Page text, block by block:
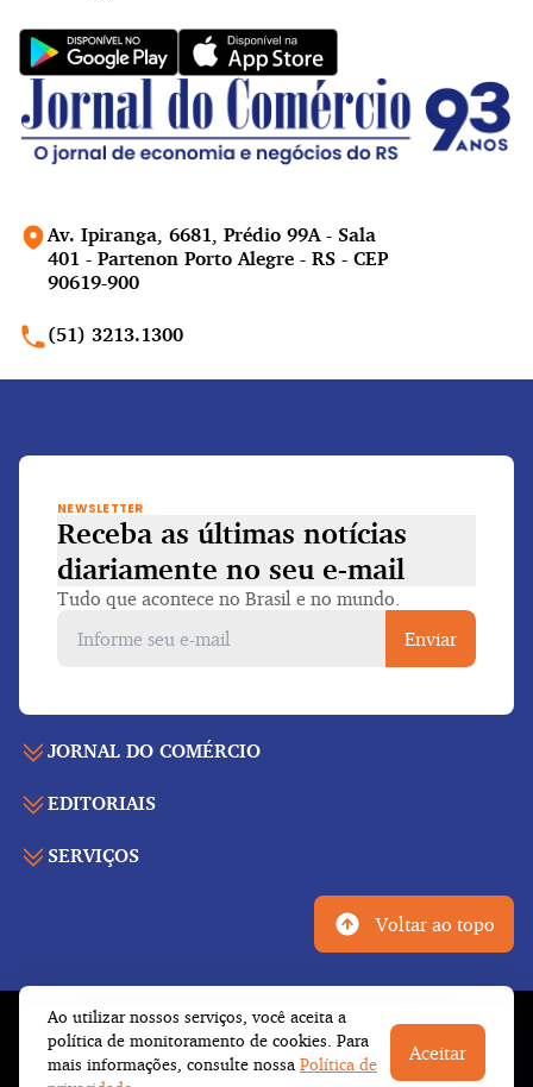
Ao utilizar nossos serviços, você aceita a
política de monitoramento de cookies. Para
mais informações, consulte nossa Política de
Aceitar
Av. Ipiranga, 6681, Prédio 99A - Sala
401 - Partenon Porto Alegre - RS - CEP
90619-900
(51) 3213.1300
Voltar ao topo
JORNAL DO COMÉRCIO
Capa
Publicidade legal
Fale conosco
Trabalhe conosco
EDITORIAIS
Economia
Esportes
Cultura
Opinião
SERVIÇOS
Galeria de vídeos
Tempo
Newsletter
NEWSLETTER
Receba as últimas notícias
diariamente no seu e-mail
Tudo que acontece no Brasil e no mundo.
Enviar
© Copyright 2026 Empresa Jornalística J.C. Jarros
Ltda.Todos os direitos reservados